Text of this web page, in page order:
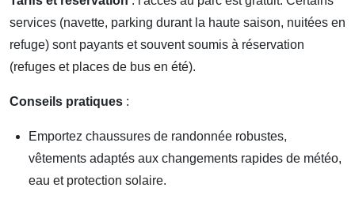
services (navette, parking durant la haute saison, nuitées en
refuge) sont payants et souvent soumis à réservation
(refuges et places de bus en été).
Conseils pratiques :
Emportez chaussures de randonnée robustes,
vêtements adaptés aux changements rapides de météo,
eau et protection solaire.